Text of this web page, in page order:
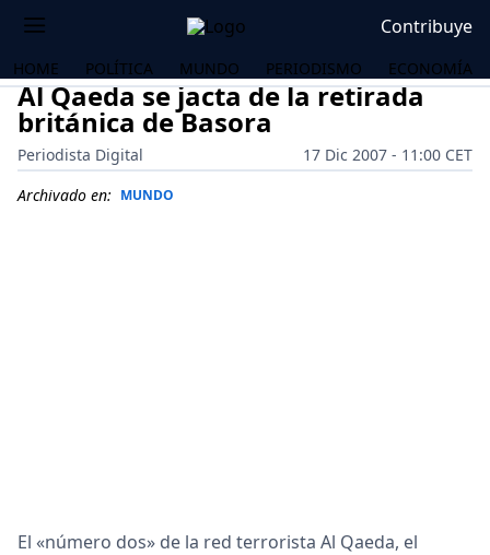
Contribuye
HOME POLÍTICA MUNDO PERIODISMO ECONOMÍA
Al Qaeda se jacta de la retirada
británica de Basora
Periodista Digital
17 Dic 2007 - 11:00 CET
Archivado en: MUNDO
El «número dos» de la red terrorista Al Qaeda, el